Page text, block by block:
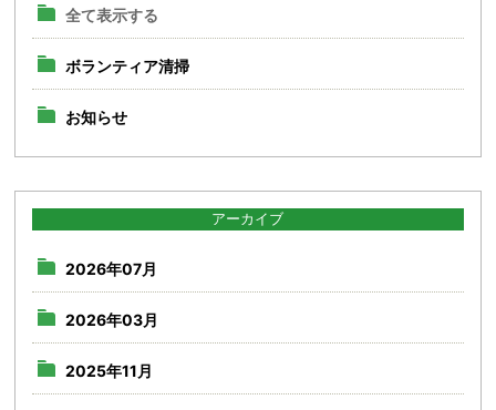
全て表示する
ボランティア清掃
お知らせ
アーカイブ
2026年07月
2026年03月
2025年11月